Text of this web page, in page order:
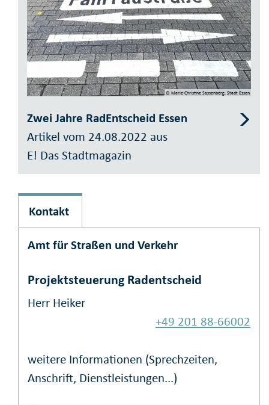
© Marie-Christine Sassenberg, Stadt Essen
Zwei Jahre RadEntscheid Essen
Artikel vom 24.08.2022 aus
E! Das Stadtmagazin
Kontakt
Amt für Straßen und Verkehr
Projektsteuerung Radentscheid
Herr Heiker
+49 201 88-66002
weitere Informationen (Sprechzeiten,
Anschrift, Dienstleistungen...)